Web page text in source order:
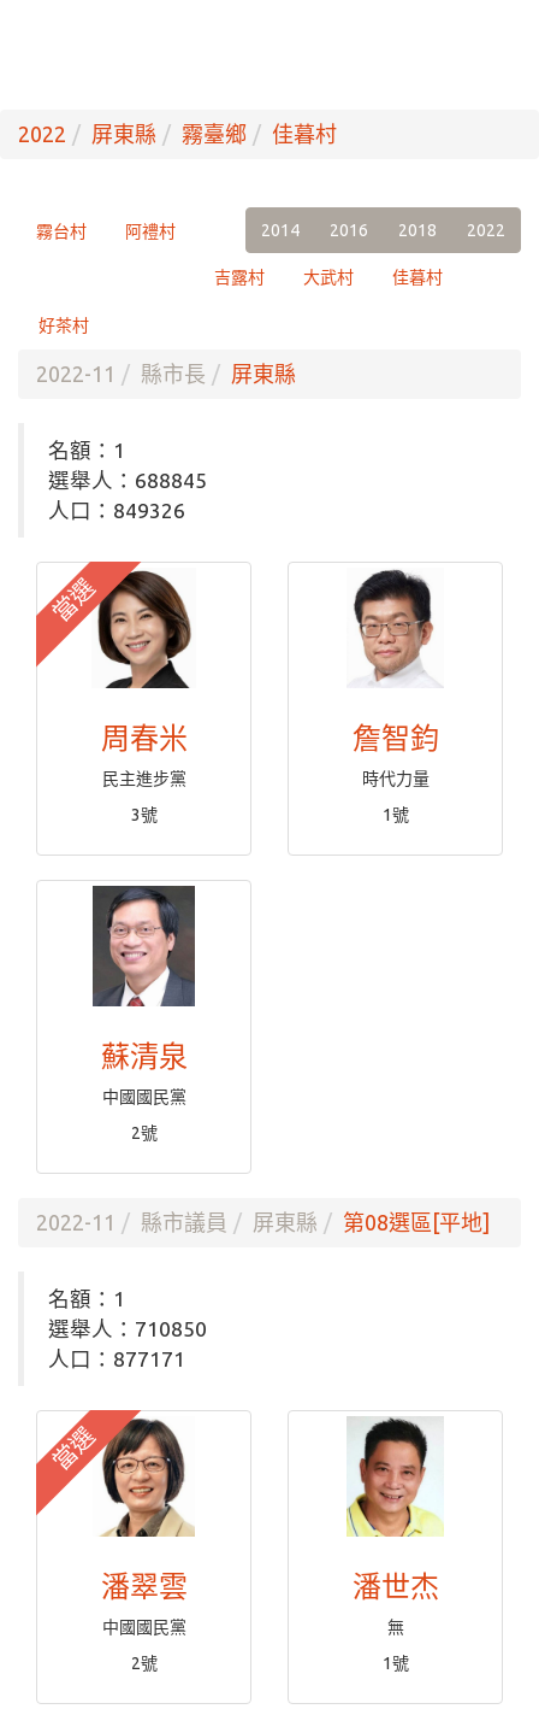
2022 屏東縣 霧臺鄉 佳暮村
2014 2016 2018 2022
霧台村 阿禮村
吉露村 大武村 佳暮村
好茶村
2022-11 縣市長 屏東縣
名額：1
選舉人：688845
人口：849326
當選
周春米
民主進步黨
3號
詹智鈞
時代力量
1號
蘇清泉
中國國民黨
2號
2022-11 縣市議員 屏東縣 第08選區[平地]
名額：1
選舉人：710850
人口：877171
當選
潘翠雲
中國國民黨
2號
潘世杰
無
1號